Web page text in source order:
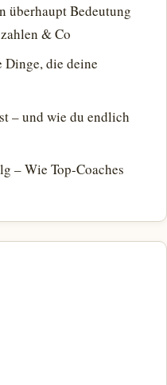
überhaupt Bedeutung
& Co
die deine
– und wie du endlich
– Wie Top-Coaches